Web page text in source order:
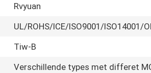
Rvyuan
UL/ROHS/ICE/ISO9001/ISO14001/
Tiw-B
Verschillende types met differet